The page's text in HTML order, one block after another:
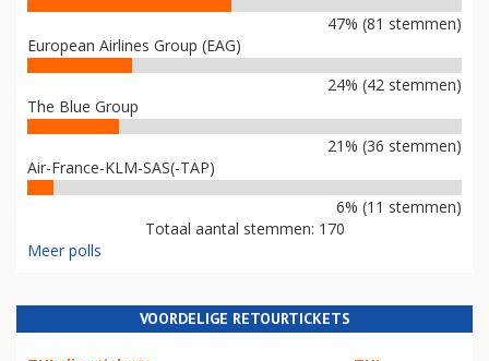
47% (81 stemmen)
European Airlines Group (EAG)
24% (42 stemmen)
The Blue Group
21% (36 stemmen)
Air-France-KLM-SAS(-TAP)
6% (11 stemmen)
Totaal aantal stemmen: 170
Meer polls
VOORDELIGE RETOURTICKETS